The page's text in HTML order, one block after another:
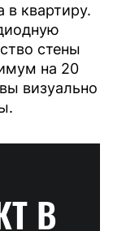
в квартиру.
стены
на 20
визуально
В